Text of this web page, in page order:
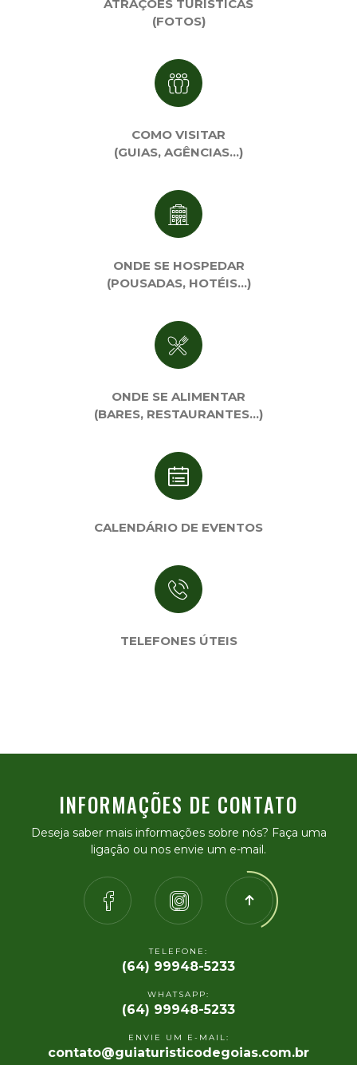
ATRAÇÕES TURÍSTICAS
(FOTOS)
COMO VISITAR
(GUIAS, AGÊNCIAS…)
ONDE SE HOSPEDAR
(POUSADAS, HOTÉIS…)
ONDE SE ALIMENTAR
(BARES, RESTAURANTES…)
CALENDÁRIO DE EVENTOS
TELEFONES ÚTEIS
INFORMAÇÕES DE CONTATO
Deseja saber mais informações sobre nós? Faça uma
ligação ou nos envie um e-mail.
TELEFONE:
(64) 99948-5233
WHATSAPP:
(64) 99948-5233
ENVIE UM E-MAIL:
contato@guiaturisticodegoias.com.br